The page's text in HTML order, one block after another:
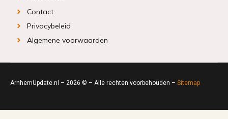
Contact
Privacybeleid
Algemene voorwaarden
ArnhemUpdate.nl – 2026 © – Alle rechten voorbehouden – Sitemap